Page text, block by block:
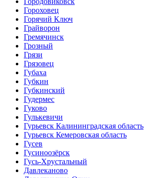
Гороховец
Горячий Ключ
Грайворон
Гремячинск
Грозный
Грязи
Грязовец
Губаха
Губкин
Губкинский
Гудермес
Гуково
Гулькевичи
Гурьевск Калининградская область
Гурьевск Кемеровская область
Гусев
Гусиноозёрск
Гусь-Хрустальный
Давлеканово